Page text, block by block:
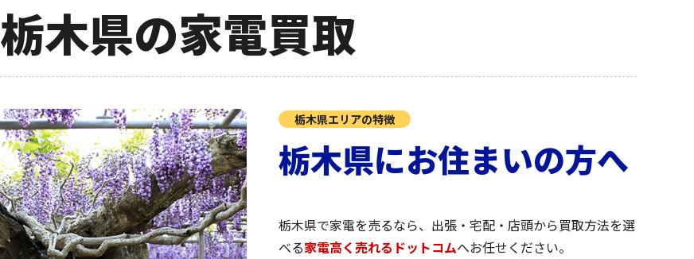
栃木県の家電買取
栃木県エリアの特徴
栃木県にお住まいの方へ
栃木県で家電を売るなら、出張・宅配・店頭から買取方法を選
べる家電高く売れるドットコムへお任せください。